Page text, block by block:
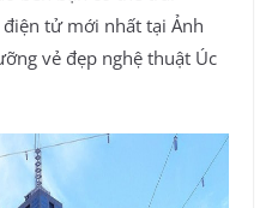
tử mới nhất tại Ảnh
vẻ đẹp nghệ thuật Úc